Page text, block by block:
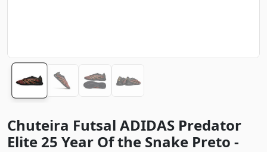
Chuteira Futsal ADIDAS Predator
Elite 25 Year Of the Snake Preto -